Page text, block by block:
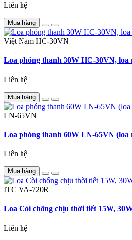
Liên hệ
Mua hàng
Việt Nam HC-30VN
Loa phóng thanh 30W HC-30VN, loa
Liên hệ
Mua hàng
LN-65VN
Loa phóng thanh 60W LN-65VN (loa
Liên hệ
Mua hàng
ITC VA-720R
Loa Còi chống chịu thời tiết 15W,
Liên hệ